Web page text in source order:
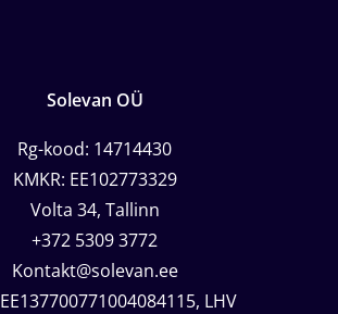
Solevan OÜ
Rg-kood: 14714430
KMKR: EE102773329
Volta 34, Tallinn
+372 5309 3772
Kontakt@solevan.ee
LHV